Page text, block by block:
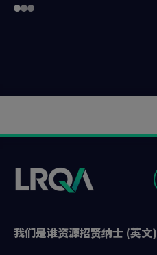
Slide
GoGo
Go
我们是谁资源招贤纳士 (英文)